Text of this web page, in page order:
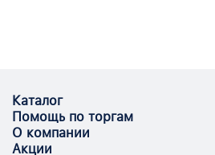
Каталог
Помощь по торгам
О компании
Акции